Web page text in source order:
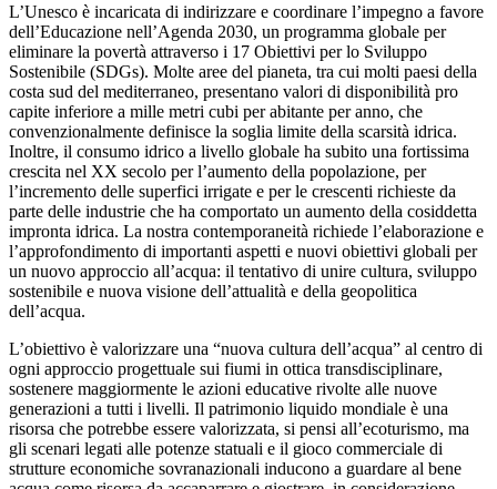
L’Unesco è incaricata di indirizzare e coordinare l’impegno a favore
dell’Educazione nell’Agenda 2030, un programma globale per
eliminare la povertà attraverso i 17 Obiettivi per lo Sviluppo
Sostenibile (SDGs). Molte aree del pianeta, tra cui molti paesi della
costa sud del mediterraneo, presentano valori di disponibilità pro
capite inferiore a mille metri cubi per abitante per anno, che
convenzionalmente definisce la soglia limite della scarsità idrica.
Inoltre, il consumo idrico a livello globale ha subito una fortissima
crescita nel XX secolo per l’aumento della popolazione, per
l’incremento delle superfici irrigate e per le crescenti richieste da
parte delle industrie che ha comportato un aumento della cosiddetta
impronta idrica. La nostra contemporaneità richiede l’elaborazione e
l’approfondimento di importanti aspetti e nuovi obiettivi globali per
un nuovo approccio all’acqua: il tentativo di unire cultura, sviluppo
sostenibile e nuova visione dell’attualità e della geopolitica
dell’acqua.
L’obiettivo è valorizzare una “nuova cultura dell’acqua” al centro di
ogni approccio progettuale sui fiumi in ottica transdisciplinare,
sostenere maggiormente le azioni educative rivolte alle nuove
generazioni a tutti i livelli. Il patrimonio liquido mondiale è una
risorsa che potrebbe essere valorizzata, si pensi all’ecoturismo, ma
gli scenari legati alle potenze statuali e il gioco commerciale di
strutture economiche sovranazionali inducono a guardare al bene